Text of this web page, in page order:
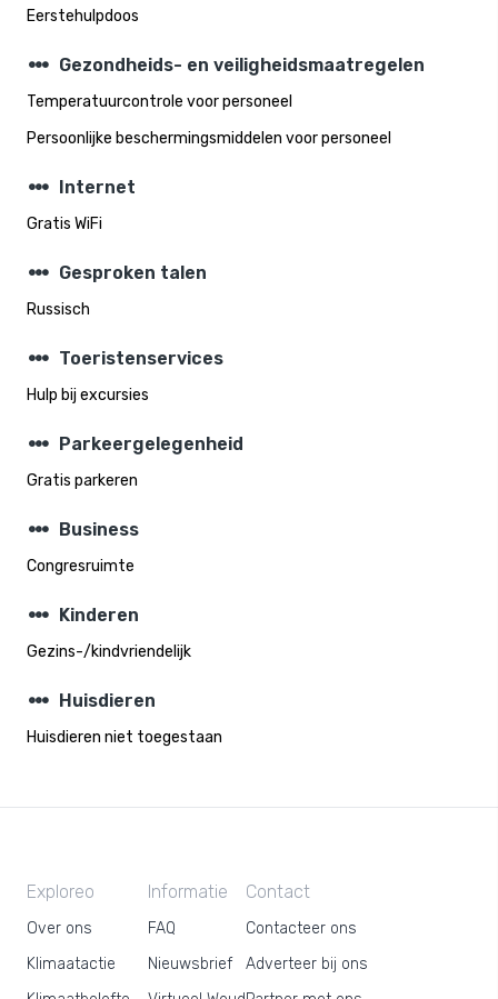
Eerstehulpdoos
steppers Gezondheids- en veiligheidsmaatregelen
Temperatuurcontrole voor personeel
Persoonlijke beschermingsmiddelen voor personeel
steppers Internet
Gratis WiFi
steppers Gesproken talen
Russisch
steppers Toeristenservices
Hulp bij excursies
steppers Parkeergelegenheid
Gratis parkeren
steppers Business
Congresruimte
steppers Kinderen
Gezins-/kindvriendelijk
steppers Huisdieren
Huisdieren niet toegestaan
Exploreo
Over ons
Klimaatactie
Informatie
FAQ
Nieuwsbrief
Contact
Contacteer ons
Adverteer bij ons